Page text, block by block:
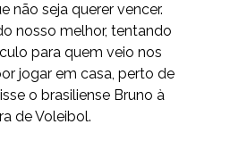
não seja querer vencer.
nosso melhor, tentando
para quem veio nos
jogar em casa, perto de
o brasiliense Bruno à
de Voleibol.